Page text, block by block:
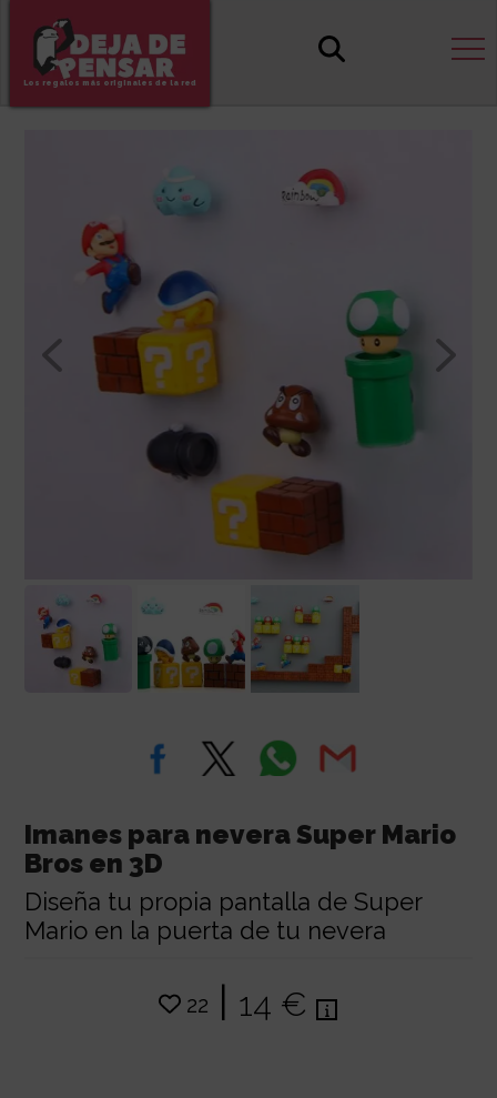
Los regalos más originales de la red
Imanes para nevera Super Mario
Bros en 3D
Diseña tu propia pantalla de Super
Mario en la puerta de tu nevera
22 | 14 €